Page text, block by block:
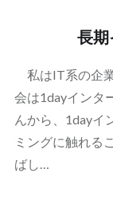
長
私はIT系の企
会は1dayインタ
んから、1dayイ
ミングに触れる
ばし…